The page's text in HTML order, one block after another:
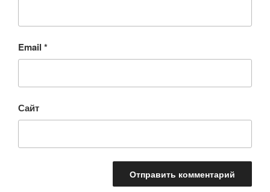
Email *
Сайт